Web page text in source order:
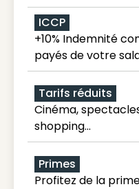
ICCP
+10% Indemnité
payés de votre
Tarifs réduits
Cinéma,
shopping...
Primes
Profitez de la